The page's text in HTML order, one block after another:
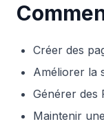
Créer des
Améliorer la
Générer des
Maintenir